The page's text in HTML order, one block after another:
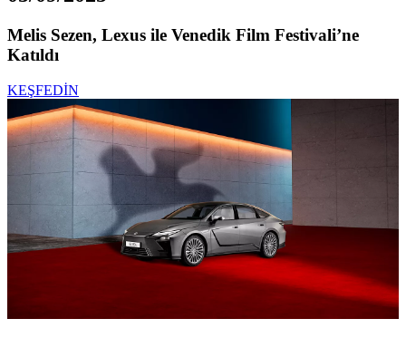
Melis Sezen, Lexus ile Venedik Film Festivali’ne
Katıldı
KEŞFEDİN